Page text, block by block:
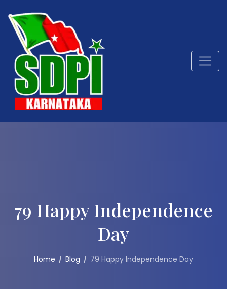
79 Happy Independence
Day
Home Blog 79 Happy Independence Day